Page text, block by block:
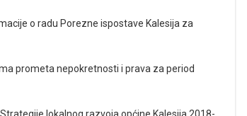
o radu Porezne ispostave Kalesija za
prometa nepokretnosti i prava za period